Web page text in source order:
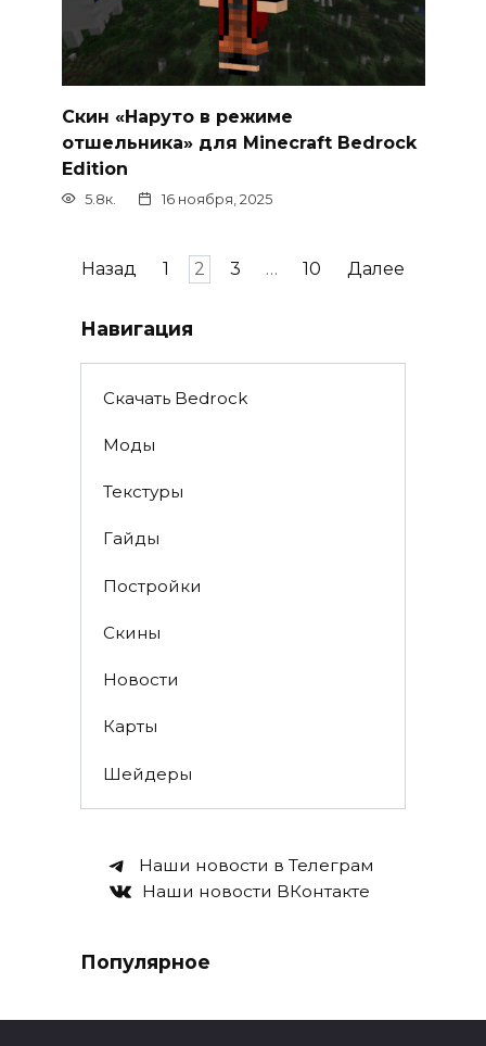
Скин «Наруто в режиме
отшельника» для Minecraft Bedrock
Edition
5.8к. 16 ноября, 2025
Пагинация
Назад 1 2 3 … 10 Далее
Навигация
Скачать Bedrock
Моды
Текстуры
Гайды
Постройки
Скины
Новости
Карты
Шейдеры
Наши новости в Телеграм
Наши новости ВКонтакте
Популярное